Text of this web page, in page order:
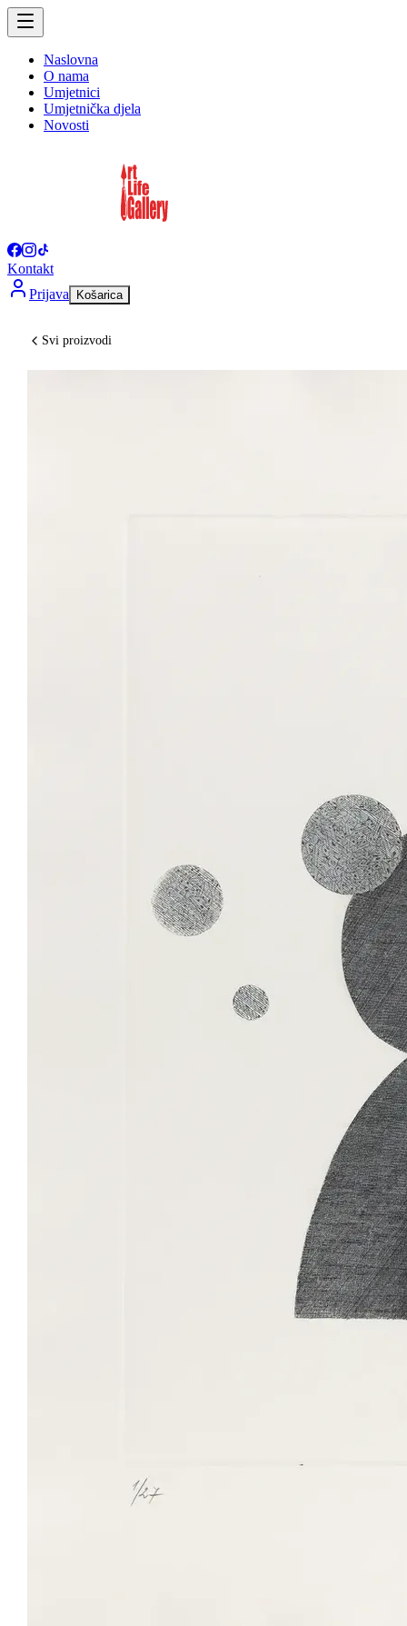
Naslovna
O nama
Umjetnici
Umjetnička djela
Novosti
Kontakt
Prijava
Košarica
Svi proizvodi